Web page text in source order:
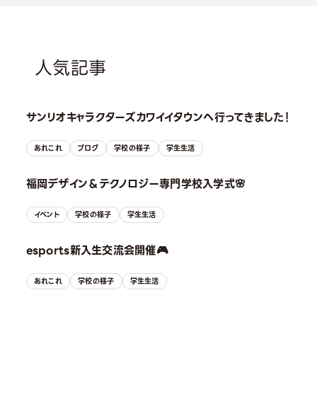
人気記事
サンリオキャラクターズカワイイタウンへ行ってきました！
あれこれ ブログ 学校の様子 学生生活
福岡デザイン＆テクノロジー専門学校入学式🌸
イベント 学校の様子 学生生活
esports新入生交流会開催🎮
あれこれ 学校の様子 学生生活